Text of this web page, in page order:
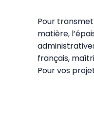
Pour
matière,
français,
Pour vos